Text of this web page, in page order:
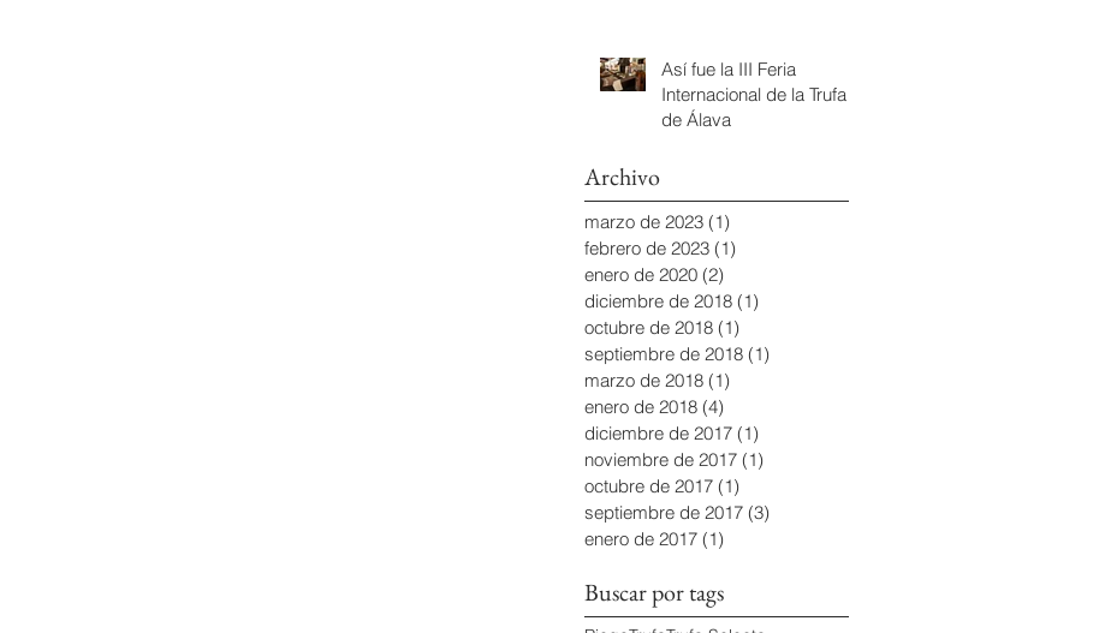
Así fue la III Feria
Internacional de la Trufa
de Álava
Archivo
marzo de 2023 (1)
febrero de 2023 (1)
enero de 2020 (2)
diciembre de 2018 (1)
octubre de 2018 (1)
septiembre de 2018 (1)
marzo de 2018 (1)
enero de 2018 (4)
diciembre de 2017 (1)
noviembre de 2017 (1)
octubre de 2017 (1)
septiembre de 2017 (3)
enero de 2017 (1)
Buscar por tags